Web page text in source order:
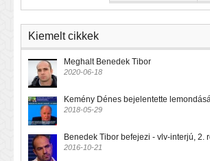
Kiemelt cikkek
Meghalt Benedek Tibor
2020-06-18
Kemény Dénes bejelentette
2018-05-29
Benedek Tibor befejezi - vlv-interjú, 2.
2016-10-21